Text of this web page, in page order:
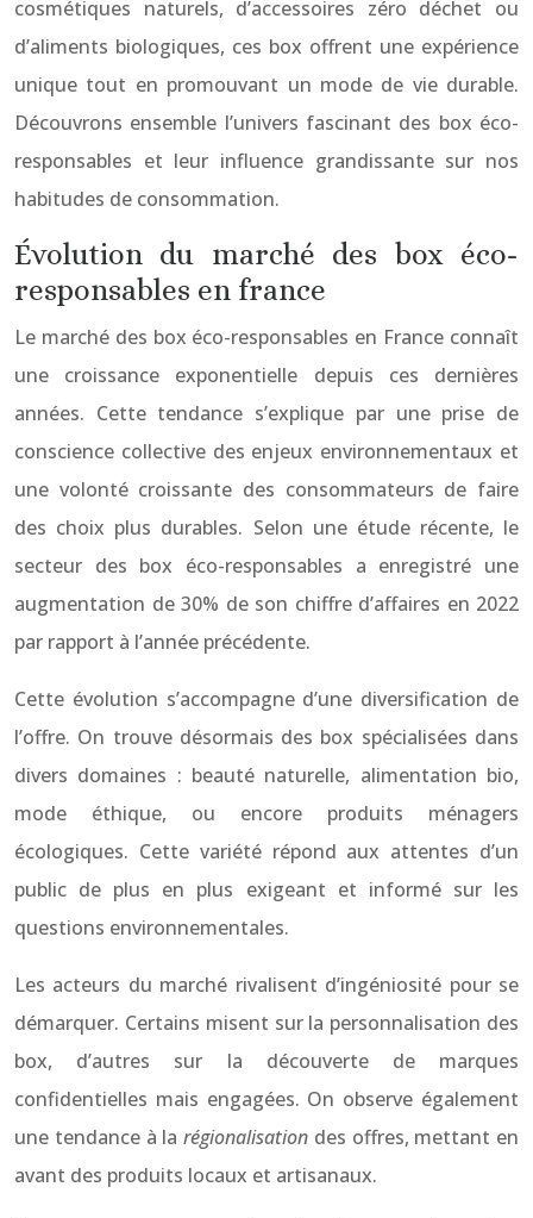
cosmétiques naturels, d’accessoires zéro déchet ou
d’aliments biologiques, ces box offrent une expérience
unique tout en promouvant un mode de vie durable.
Découvrons ensemble l’univers fascinant des box éco-
responsables et leur influence grandissante sur nos
habitudes de consommation.
Évolution du marché des box éco-
responsables en france
Le marché des box éco-responsables en France connaît
une croissance exponentielle depuis ces dernières
années. Cette tendance s’explique par une prise de
conscience collective des enjeux environnementaux et
une volonté croissante des consommateurs de faire
des choix plus durables. Selon une étude récente, le
secteur des box éco-responsables a enregistré une
augmentation de 30% de son chiffre d’affaires en 2022
par rapport à l’année précédente.
Cette évolution s’accompagne d’une diversification de
l’offre. On trouve désormais des box spécialisées dans
divers domaines : beauté naturelle, alimentation bio,
mode éthique, ou encore produits ménagers
écologiques. Cette variété répond aux attentes d’un
public de plus en plus exigeant et informé sur les
questions environnementales.
Les acteurs du marché rivalisent d’ingéniosité pour se
démarquer. Certains misent sur la personnalisation des
box, d’autres sur la découverte de marques
confidentielles mais engagées. On observe également
une tendance à la régionalisation des offres, mettant en
avant des produits locaux et artisanaux.